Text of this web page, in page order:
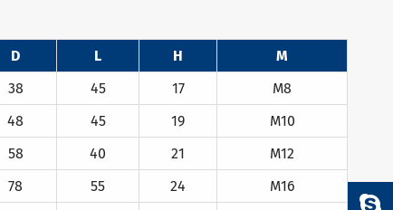
D L H
M
38 45 17
M8
48 45 19
M10
58 40 21
M12
78 55 24
M16